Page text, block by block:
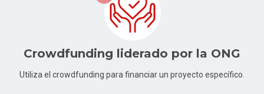
Crowdfunding liderado por la ONG
Utiliza el crowdfunding para financiar un proyecto específico.